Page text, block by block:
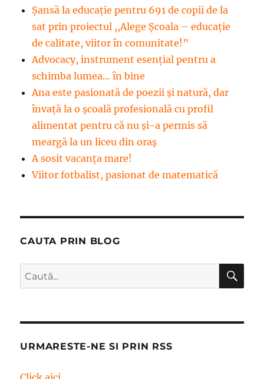
Șansă la educație pentru 691 de copii de la
sat prin proiectul ,,Alege Școala – educație
de calitate, viitor în comunitate!”
Advocacy, instrument esenţial pentru a
schimba lumea… în bine
Ana este pasionată de poezii și natură, dar
învață la o școală profesională cu profil
alimentat pentru că nu și-a permis să
meargă la un liceu din oraș
A sosit vacanța mare!
Viitor fotbalist, pasionat de matematică
CAUTA PRIN BLOG
Caută
după:
URMARESTE-NE SI PRIN RSS